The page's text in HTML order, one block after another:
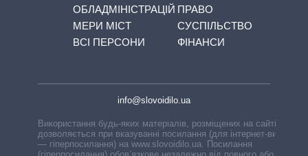
ОБЛАДМІНІСТРАЦІЙ
МЕРИ МІСТ
ВСІ ПЕРСОНИ
ПРАВО
СУСПІЛЬСТВО
ФІНАНСИ
info@slovoidilo.ua
Використання будь-яких матеріалів, розміщених на сайті,
дозволяється при вказуванні посилання (для інтернет-видань
— гіперпосилання) на www.slovoidilo.ua. Посилання